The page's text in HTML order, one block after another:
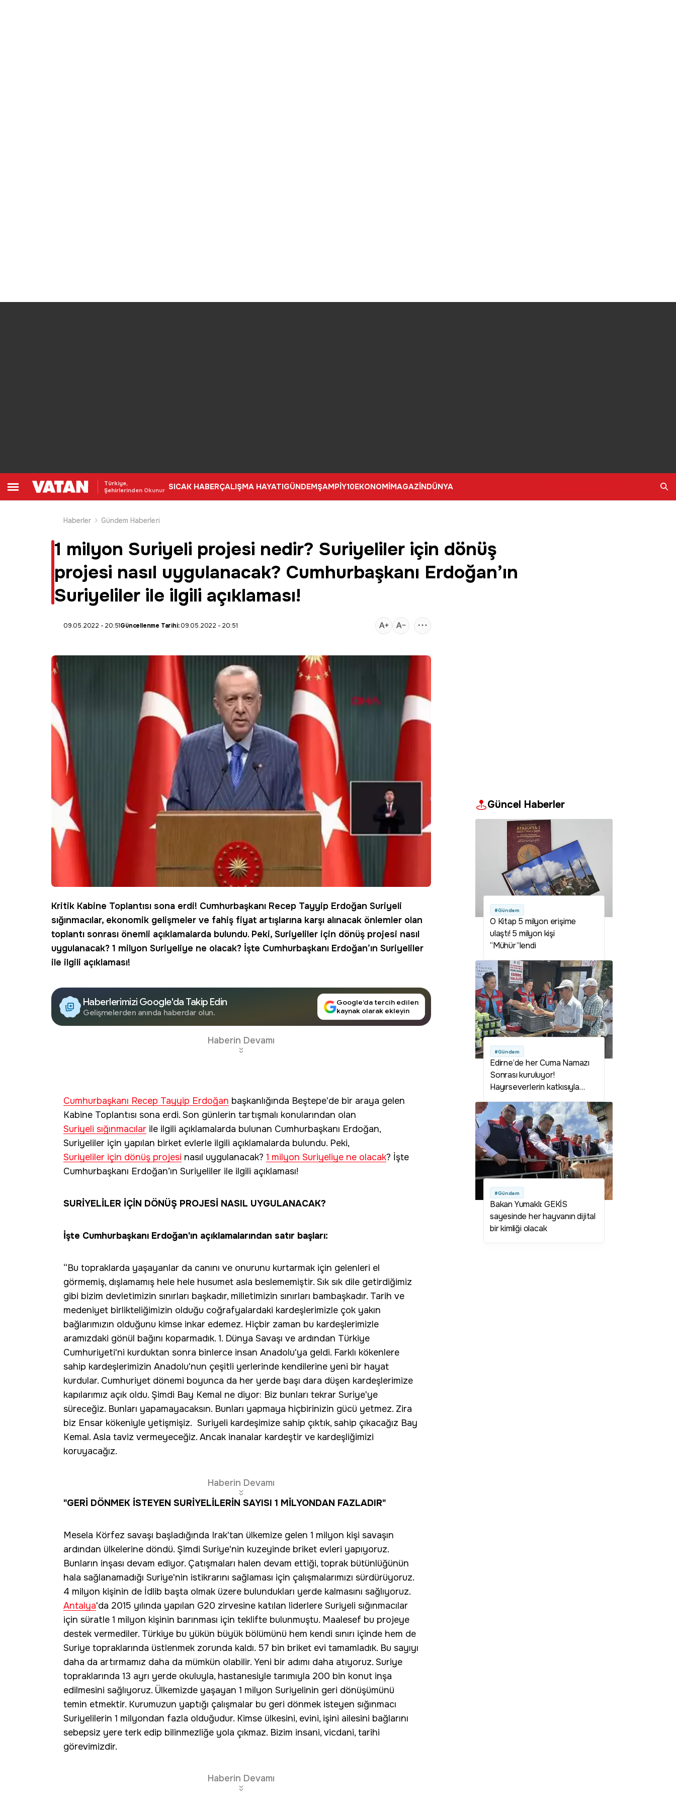
Türkiye,
Şehirlerinden Okunur SICAK HABERÇALIŞMA HAYATIGÜNDEMŞAMPİY10EKONOMİMAGAZİNDÜNYA
Haberler
Gündem Haberleri
1 milyon Suriyeli projesi nedir? Suriyeliler için dönüş
projesi nasıl uygulanacak? Cumhurbaşkanı Erdoğan’ın
Suriyeliler ile ilgili açıklaması!
09.05.2022 - 20:51Güncellenme Tarihi:09.05.2022 - 20:51
Kritik Kabine Toplantısı sona erdi! Cumhurbaşkanı Recep Tayyip Erdoğan Suriyeli
sığınmacılar, ekonomik gelişmeler ve fahiş fiyat artışlarına karşı alınacak önlemler olan
toplantı sonrası önemli açıklamalarda bulundu. Peki, Suriyeliler için dönüş projesi nasıl
uygulanacak? 1 milyon Suriyeliye ne olacak? İşte Cumhurbaşkanı Erdoğan’ın Suriyeliler
ile ilgili açıklaması!
Haberlerimizi Google'da Takip Edin
Gelişmelerden anında haberdar olun.
Google’da tercih edilen
kaynak olarak ekleyin
Haberin Devamı
Cumhurbaşkanı Recep Tayyip Erdoğan başkanlığında Beştepe'de bir araya gelen
Kabine Toplantısı sona erdi. Son günlerin tartışmalı konularından olan
Suriyeli sığınmacılar ile ilgili açıklamalarda bulunan Cumhurbaşkanı Erdoğan,
Suriyeliler için yapılan birket evlerle ilgili açıklamalarda bulundu. Peki,
Suriyeliler için dönüş projesi nasıl uygulanacak? 1 milyon Suriyeliye ne olacak? İşte
Cumhurbaşkanı Erdoğan’ın Suriyeliler ile ilgili açıklaması!
SURİYELİLER İÇİN DÖNÜŞ PROJESİ NASIL UYGULANACAK?
İşte Cumhurbaşkanı Erdoğan'ın açıklamalarından satır başları:
“Bu topraklarda yaşayanlar da canını ve onurunu kurtarmak için gelenleri el
görmemiş, dışlamamış hele hele husumet asla beslememiştir. Sık sık dile getirdiğimiz
gibi bizim devletimizin sınırları başkadır, milletimizin sınırları bambaşkadır. Tarih ve
medeniyet birlikteliğimizin olduğu coğrafyalardaki kardeşlerimizle çok yakın
bağlarımızın olduğunu kimse inkar edemez. Hiçbir zaman bu kardeşlerimizle
aramızdaki gönül bağını koparmadık. 1. Dünya Savaşı ve ardından Türkiye
Cumhuriyeti'ni kurduktan sonra binlerce insan Anadolu'ya geldi. Farklı kökenlere
sahip kardeşlerimizin Anadolu'nun çeşitli yerlerinde kendilerine yeni bir hayat
kurdular. Cumhuriyet dönemi boyunca da her yerde başı dara düşen kardeşlerimize
kapılarımız açık oldu. Şimdi Bay Kemal ne diyor: Biz bunları tekrar Suriye'ye
süreceğiz. Bunları yapamayacaksın. Bunları yapmaya hiçbirinizin gücü yetmez. Zira
biz Ensar kökeniyle yetişmişiz. Suriyeli kardeşimize sahip çıktık, sahip çıkacağız Bay
Kemal. Asla taviz vermeyeceğiz. Ancak inanalar kardeştir ve kardeşliğimizi
koruyacağız.
Haberin Devamı
"GERİ DÖNMEK İSTEYEN SURİYELİLERİN SAYISI 1 MİLYONDAN FAZLADIR"
Mesela Körfez savaşı başladığında Irak'tan ülkemize gelen 1 milyon kişi savaşın
ardından ülkelerine döndü. Şimdi Suriye'nin kuzeyinde briket evleri yapıyoruz.
Bunların inşası devam ediyor. Çatışmaları halen devam ettiği, toprak bütünlüğünün
hala sağlanamadığı Suriye'nin istikrarını sağlaması için çalışmalarımızı sürdürüyoruz.
4 milyon kişinin de İdlib başta olmak üzere bulundukları yerde kalmasını sağlıyoruz.
Antalya'da 2015 yılında yapılan G20 zirvesine katılan liderlere Suriyeli sığınmacılar
için süratle 1 milyon kişinin barınması için teklifte bulunmuştu. Maalesef bu projeye
destek vermediler. Türkiye bu yükün büyük bölümünü hem kendi sınırı içinde hem de
Suriye topraklarında üstlenmek zorunda kaldı. 57 bin briket evi tamamladık. Bu sayıyı
daha da artırmamız daha da mümkün olabilir. Yeni bir adımı daha atıyoruz. Suriye
topraklarında 13 ayrı yerde okuluyla, hastanesiyle tarımıyla 200 bin konut inşa
edilmesini sağlıyoruz. Ülkemizde yaşayan 1 milyon Suriyelinin geri dönüşümünü
temin etmektir. Kurumuzun yaptığı çalışmalar bu geri dönmek isteyen sığınmacı
Suriyelilerin 1 milyondan fazla olduğudur. Kimse ülkesini, evini, işini ailesini bağlarını
sebepsiz yere terk edip bilinmezliğe yola çıkmaz. Bizim insani, vicdani, tarihi
görevimizdir.
Haberin Devamı
Güncel Haberler
#Gündem
O Kitap 5 milyon erişime
ulaştı! 5 milyon kişi
“Mühür”lendi
#Gündem
Edirne’de her Cuma Namazı
Sonrası kuruluyor!
Hayırseverlerin katkısıyla
#Gündem
Bakan Yumaklı: GEKİS
sayesinde her hayvanın dijital
bir kimliği olacak